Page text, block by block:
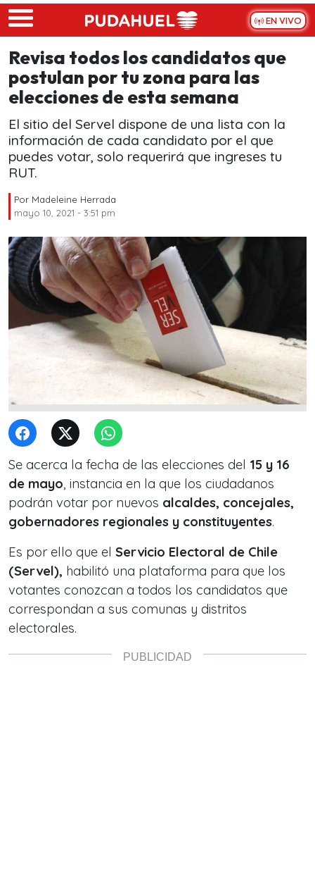
Skip to main content
EN VIVO
Revisa todos los candidatos que
postulan por tu zona para las
elecciones de esta semana
El sitio del Servel dispone de una lista con la
información de cada candidato por el que
puedes votar, solo requerirá que ingreses tu
RUT.
Por Madeleine Herrada
mayo 10, 2021 - 3:51 pm
Se acerca la fecha de las elecciones del 15 y 16
de mayo, instancia en la que los ciudadanos
podrán votar por nuevos alcaldes, concejales,
gobernadores regionales y constituyentes.
Es por ello que el Servicio Electoral de Chile
(Servel), habilitó una plataforma para que los
votantes conozcan a todos los candidatos que
correspondan a sus comunas y distritos
electorales.